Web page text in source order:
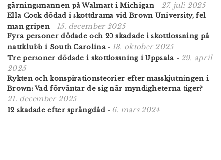
gärningsmannen på Walmart i Michigan- 27. juli 2025
Ella Cook dödad i skottdrama vid Brown University, fel
man gripen - 15. december 2025
Fyra personer dödade och 20 skadade i skottlossning på
nattklubb i South Carolina- 13. oktober 2025
Tre personer dödade i skottlossning i Uppsala - 29. april
2025
Rykten och konspirationsteorier efter masskjutningen i
Brown: Vad förväntar de sig när myndigheterna tiger? -
21. december 2025
12 skadade efter sprängdåd- 6. mars 2024